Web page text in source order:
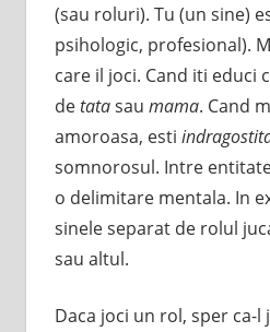
(sau roluri). Tu (un sine)
psihologic, profesional).
care il joci. Cand iti educi
detatasau mama. Cand
amoroasa, esti
somnorosul. Intre
o delimitare mentala. In
sinele separat de rolul
sau altul.
Daca joci un rol, sper ca-l